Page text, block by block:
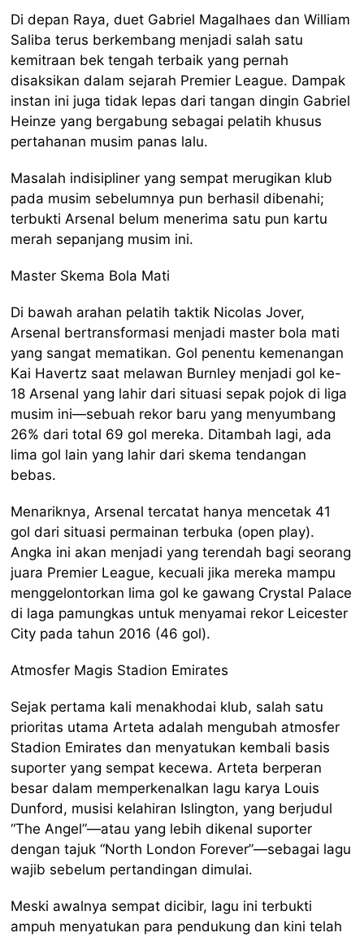
Di depan Raya, duet Gabriel Magalhaes dan William
Saliba terus berkembang menjadi salah satu
kemitraan bek tengah terbaik yang pernah
disaksikan dalam sejarah Premier League. Dampak
instan ini juga tidak lepas dari tangan dingin Gabriel
Heinze yang bergabung sebagai pelatih khusus
pertahanan musim panas lalu.
Masalah indisipliner yang sempat merugikan klub
pada musim sebelumnya pun berhasil dibenahi;
terbukti Arsenal belum menerima satu pun kartu
merah sepanjang musim ini.
Master Skema Bola Mati
Di bawah arahan pelatih taktik Nicolas Jover,
Arsenal bertransformasi menjadi master bola mati
yang sangat mematikan. Gol penentu kemenangan
Kai Havertz saat melawan Burnley menjadi gol ke-
18 Arsenal yang lahir dari situasi sepak pojok di liga
musim ini—sebuah rekor baru yang menyumbang
26% dari total 69 gol mereka. Ditambah lagi, ada
lima gol lain yang lahir dari skema tendangan
bebas.
Menariknya, Arsenal tercatat hanya mencetak 41
gol dari situasi permainan terbuka (open play).
Angka ini akan menjadi yang terendah bagi seorang
juara Premier League, kecuali jika mereka mampu
menggelontorkan lima gol ke gawang Crystal Palace
di laga pamungkas untuk menyamai rekor Leicester
City pada tahun 2016 (46 gol).
Atmosfer Magis Stadion Emirates
Sejak pertama kali menakhodai klub, salah satu
prioritas utama Arteta adalah mengubah atmosfer
Stadion Emirates dan menyatukan kembali basis
suporter yang sempat kecewa. Arteta berperan
besar dalam memperkenalkan lagu karya Louis
Dunford, musisi kelahiran Islington, yang berjudul
“The Angel”—atau yang lebih dikenal suporter
dengan tajuk “North London Forever”—sebagai lagu
wajib sebelum pertandingan dimulai.
Meski awalnya sempat dicibir, lagu ini terbukti
ampuh menyatukan para pendukung dan kini telah